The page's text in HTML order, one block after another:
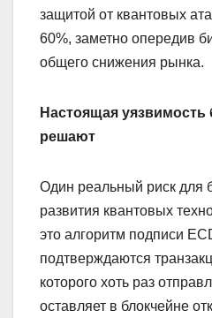
защитой от квантовых
60%, заметно опередив
общего снижения рынка.
Настоящая уязвимость
решают
Один реальный риск для
развития квантовых
это алгоритм подписи
подтверждаются
которого хоть раз
оставляет в блокчейне